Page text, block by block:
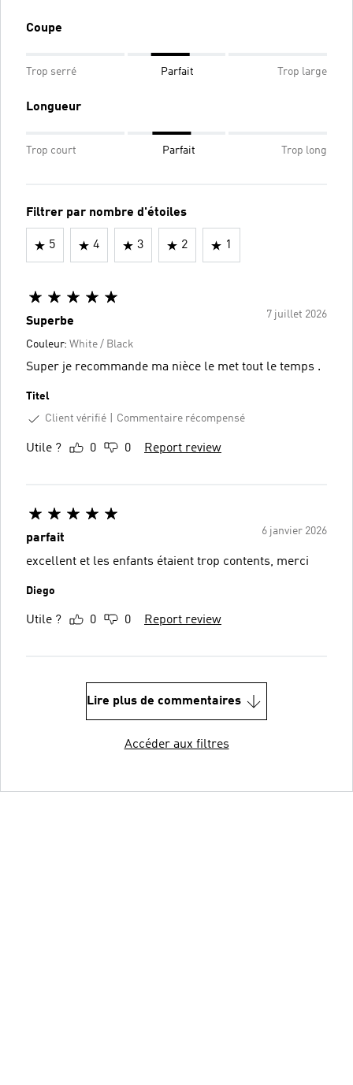
Coupe
Trop serré Parfait Trop large
Longueur
Trop court Parfait Trop long
Filtrer par nombre d'étoiles
5 4 3 2 1
7 juillet 2026
Superbe
Couleur: White / Black
Super je recommande ma nièce le met tout le temps .
Titel
Client vérifié
Commentaire récompensé
Utile ? 0 0 Report review
6 janvier 2026
parfait
excellent et les enfants étaient trop contents, merci
Diego
Utile ? 0 0 Report review
Lire plus de commentaires
Accéder aux filtres